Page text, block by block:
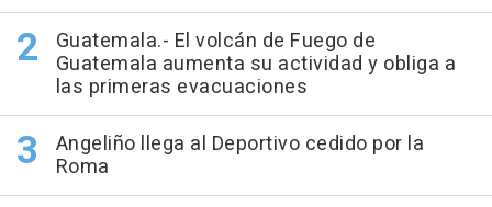
Guatemala.- El volcán de Fuego de
Guatemala aumenta su actividad y obliga a
las primeras evacuaciones
Angeliño llega al Deportivo cedido por la
Roma